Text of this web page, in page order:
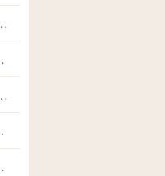
姓武叫什么名字好
男孩姓名大全
姓武的叫什么名字
合女孩子的名字
的男孩名字大全